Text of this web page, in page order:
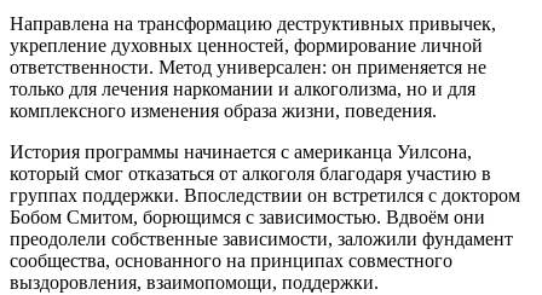
Направлена на трансформацию деструктивных привычек,
укрепление духовных ценностей, формирование личной
ответственности. Метод универсален: он применяется не
только для лечения наркомании и алкоголизма, но и для
комплексного изменения образа жизни, поведения.
История программы начинается с американца Уилсона,
который смог отказаться от алкоголя благодаря участию в
группах поддержки. Впоследствии он встретился с доктором
Бобом Смитом, борющимся с зависимостью. Вдвоём они
преодолели собственные зависимости, заложили фундамент
сообщества, основанного на принципах совместного
выздоровления, взаимопомощи, поддержки.